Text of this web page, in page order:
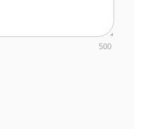
500